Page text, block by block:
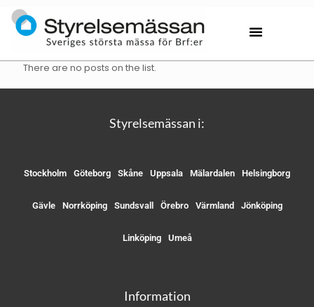
There are no posts on the list.
Styrelsemässan i:
Stockholm Göteborg Skåne Uppsala Mälardalen Helsingborg
Gävle Norrköping Sundsvall Örebro Värmland Jönköping
Linköping Umeå
Information